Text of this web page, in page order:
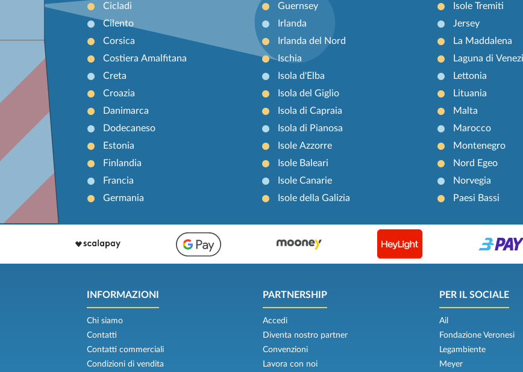
Cicladi
Cilento
Corsica
Costiera Amalfitana
Creta
Croazia
Danimarca
Dodecaneso
Estonia
Finlandia
Francia
Germania
Guernsey
Irlanda
Irlanda del Nord
Ischia
Isola d'Elba
Isola del Giglio
Isola di Capraia
Isola di Pianosa
Isole Azzorre
Isole Baleari
Isole Canarie
Isole della Galizia
Isole Tremiti
Jersey
La Maddalena
Laguna di
Lettonia
Lituania
Malta
Marocco
Montenegro
Nord Egeo
Norvegia
Paesi Bassi
INFORMAZIONI
Chi siamo
Contatti
Contatti commerciali
Condizioni di vendita
PARTNERSHIP
Accedi
Diventa nostro partner
Convenzioni
Lavora con noi
PER IL SOCIALE
Ail
Fondazione Veronesi
Legambiente
Meyer